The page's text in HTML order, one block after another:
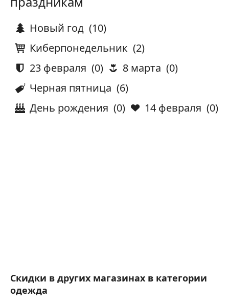
Новый год (10)
Киберпонедельник (2)
23 февраля (0) 8 марта (0)
Черная пятница (6)
День рождения (0) 14 февраля (0)
Скидки в других магазинах в категории
одежда